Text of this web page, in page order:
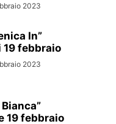
2023
In”
febbraio
2023
19 febbraio